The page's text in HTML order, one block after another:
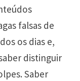
falsas de
os dias e,
distinguir
Saber